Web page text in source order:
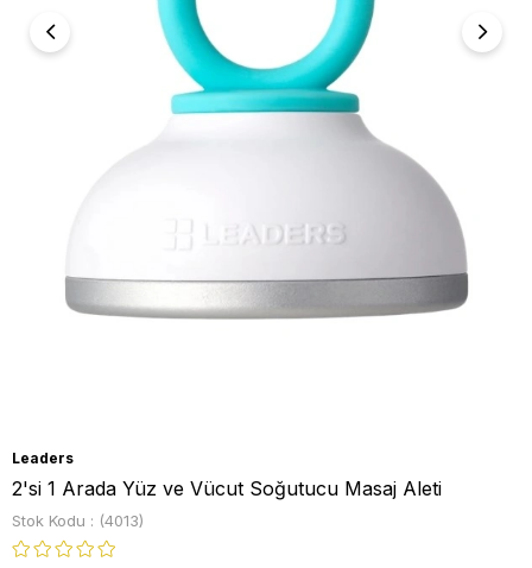
Leaders
2'si 1 Arada Yüz ve Vücut Soğutucu Masaj Aleti
Stok Kodu (4013)